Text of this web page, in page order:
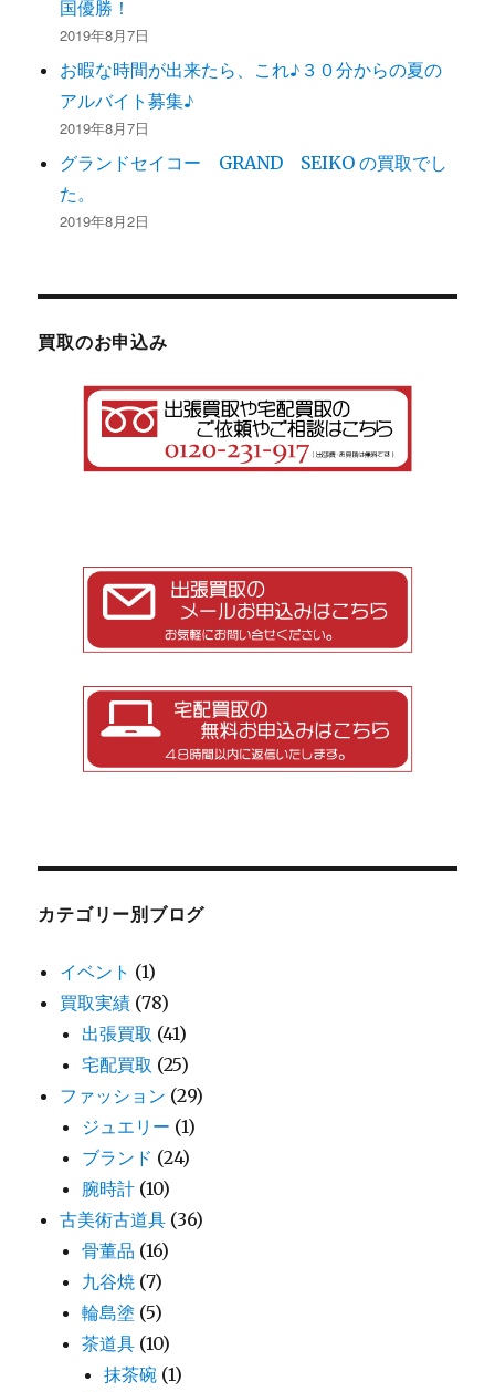
国優勝！
2019年8月7日
お暇な時間が出来たら、これ♪３０分からの夏の
アルバイト募集♪
2019年8月7日
グランドセイコー GRAND SEIKO の買取でし
た。
2019年8月2日
買取のお申込み
カテゴリー別ブログ
イベント (1)
買取実績 (78)
出張買取 (41)
宅配買取 (25)
ファッション (29)
ジュエリー (1)
ブランド (24)
腕時計 (10)
古美術古道具 (36)
骨董品 (16)
九谷焼 (7)
輪島塗 (5)
茶道具 (10)
抹茶碗 (1)